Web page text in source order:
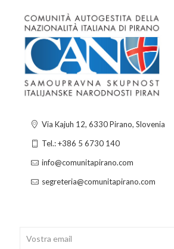
Via Kajuh 12, 6330 Pirano, Slovenia
Tel.: +386 5 6730 140
info@comunitapirano.com
segreteria@comunitapirano.com